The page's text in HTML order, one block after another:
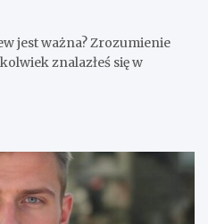
jest ważna? Zrozumienie
znalazłeś się w